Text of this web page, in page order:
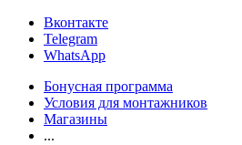
Вконтакте
Telegram
WhatsApp
Бонусная программа
Условия для монтажников
Магазины
...